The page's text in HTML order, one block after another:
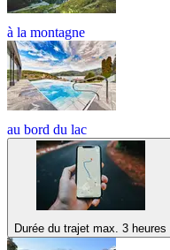
à la montagne
au bord du lac
Durée du trajet max. 3 heures